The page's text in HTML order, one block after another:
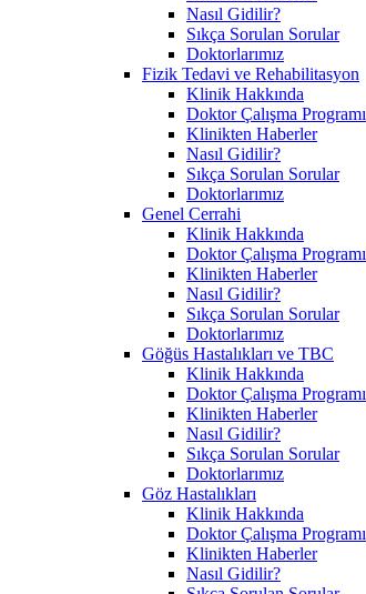
Nasıl Gidilir?
Sıkça Sorulan Sorular
Doktorlarımız
Fizik Tedavi ve Rehabilitasyon
Klinik Hakkında
Doktor Çalışma Programı
Klinikten Haberler
Nasıl Gidilir?
Sıkça Sorulan Sorular
Doktorlarımız
Genel Cerrahi
Klinik Hakkında
Doktor Çalışma Programı
Klinikten Haberler
Nasıl Gidilir?
Sıkça Sorulan Sorular
Doktorlarımız
Göğüs Hastalıkları ve TBC
Klinik Hakkında
Doktor Çalışma Programı
Klinikten Haberler
Nasıl Gidilir?
Sıkça Sorulan Sorular
Doktorlarımız
Göz Hastalıkları
Klinik Hakkında
Doktor Çalışma Programı
Klinikten Haberler
Nasıl Gidilir?